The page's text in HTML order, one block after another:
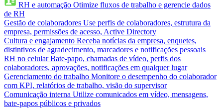
RH e automação Otimize fluxos de trabalho e gerencie dados
de RH
Gestão de colaboradores Use perfis de colaboradores, estrutura da
empresa, permissões de acesso, Active Directory
Cultura e engajamento Receba notícias da empresa, enquetes,
distintivos de agradecimento, marcadores e notificações pessoais
RH no celular Bate-papo, chamadas de vídeo, perfis dos
colaboradores, aprovações, notificações em qualquer lugar
Gerenciamento do trabalho Monitore o desempenho do colaborador
com KPI, relatórios de trabalho, visão do supervisor
Comunicação interna Utilize comunicados em vídeo, mensagens,
bate-papos públicos e privados